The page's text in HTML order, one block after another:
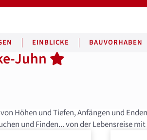
EINBLICKE BAUVORHABEN
Juhn
Höhen und Tiefen, Anfängen und
und Finden... von der Lebensreise